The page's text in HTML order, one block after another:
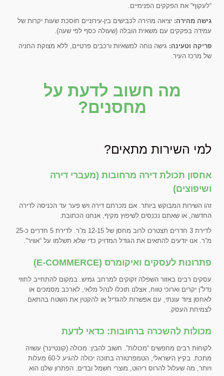
“לעקוף” את הפקקים הפנימיים.
גישה מהירה: יציאה מהירה לכבישים בין-עירוניים חוסכת שעות יקרות של
עמידה בפקקים עם משאית הובלה (שעולה כסף לפי שעה).
פריקה וטעינה: גישה נוחה למשאיות ורכבים פרטיים, ללא מצוקת החניה
של מרכז העיר.
מה חשוב לדעת על
מחסנים?
למי השירות מתאים?
אחסון תכולת דירה מרחובות (מעברי דירה
ושיפוצים)
זהו השירות המבוקש ביותר. אם מכרתם דירה ויש פער עד הכניסה לדירה
החדשה, או שאתם נכנסים לשיפוץ מקיף, אנחנו הכתובת.
לדירת 3 חדרים תצטרכו לרוב מחסן של 12-15 מ”ר. לדירת 5 חדרים כ-25
מ”ר. אנו יודעים להתאים את הגודל המדויק כדי שלא תשלמו על “אוויר”.
פתרונות לעסקים ואיקומרס (E-COMMERCE)
עסקים רבים באזור השפלה זקוקים למרחב גמיש. במקום להתחייב לחוזי
נדל”ן יקרים וארוכי טווח, אצלנו תוכלו לנהל מלאי, לארכב מסמכים או
לאחסן ציוד עונתי, עם אפשרות להגדיל או להקטין את השטח בהתאם
לצמיחת העסק.
מכולות להשכרה ברחובות: כדאי לדעת
לקוחות רבים מחפשים “מכולות”. חשוב להבין: מכולה (קונטיינר) עשויה
מתכת. בקיץ הישראלי, הטמפרטורה בתוכה יכולה להגיע ל-60 מעלות
ויותר, מה שעלול להרוס ריהוט, מוצרי חשמל ובדים. הפתרון שלנו הוא